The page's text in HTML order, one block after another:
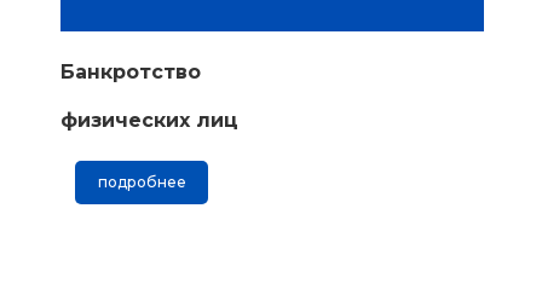
Банкротство
физических лиц
подробнее